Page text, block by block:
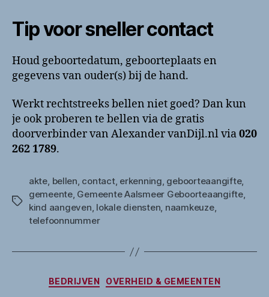
Tip voor sneller contact
Houd geboortedatum, geboorteplaats en
gegevens van ouder(s) bij de hand.
Werkt rechtstreeks bellen niet goed? Dan kun
je ook proberen te bellen via de gratis
doorverbinder van Alexander vanDijl.nl via020
262 1789.
Tags
akte, bellen, contact, erkenning, geboorteaangifte,
gemeente, Gemeente Aalsmeer Geboorteaangifte,
kind aangeven, lokale diensten, naamkeuze,
telefoonnummer
Categorieën
BEDRIJVEN OVERHEID & GEMEENTEN